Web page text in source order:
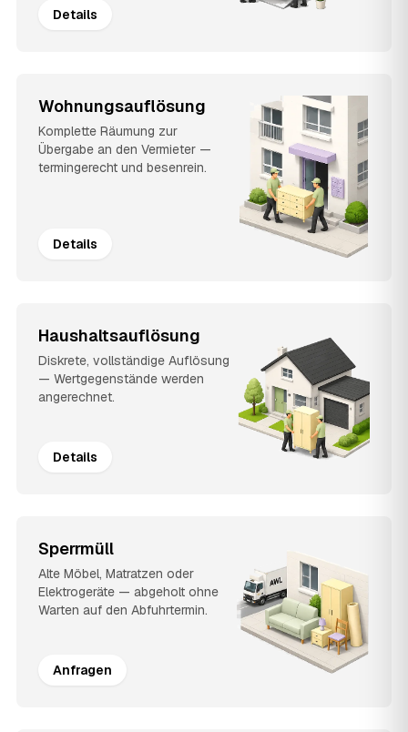
Details
Wohnungsauflösung
Komplette Räumung zur
Übergabe an den Vermieter —
termingerecht und besenrein.
Details
Haushaltsauflösung
Diskrete, vollständige Auflösung
— Wertgegenstände werden
angerechnet.
Details
Sperrmüll
Alte Möbel, Matratzen oder
Elektrogeräte — abgeholt ohne
Warten auf den Abfuhrtermin.
Anfragen